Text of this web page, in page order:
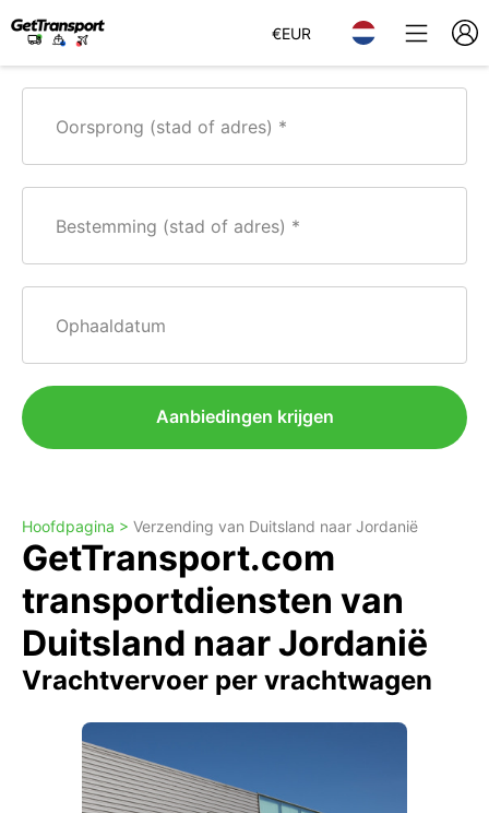
€EUR
Oorsprong (stad of adres)
Bestemming (stad of adres)
Ophaaldatum
Aanbiedingen krijgen
Hoofdpagina > Verzending van Duitsland naar Jordanië
GetTransport.com
transportdiensten van
Duitsland naar Jordanië
Vrachtvervoer per vrachtwagen